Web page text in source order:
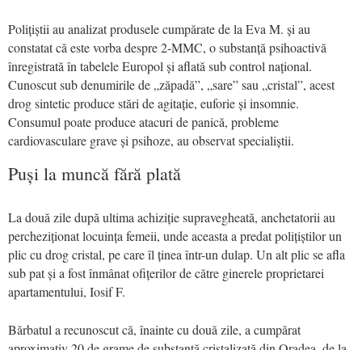
Polițiștii au analizat produsele cumpărate de la Eva M. și au
constatat că este vorba despre 2-MMC, o substanță psihoactivă
înregistrată în tabelele Europol și aflată sub control național.
Cunoscut sub denumirile de „zăpadă”, „sare” sau „cristal”, acest
drog sintetic produce stări de agitație, euforie și insomnie.
Consumul poate produce atacuri de panică, probleme
cardiovasculare grave și psihoze, au observat specialiștii.
Puși la muncă fără plată
La două zile după ultima achiziție supravegheată, anchetatorii au
percheziționat locuința femeii, unde aceasta a predat polițiștilor un
plic cu drog cristal, pe care îl ținea într-un dulap. Un alt plic se afla
sub pat și a fost înmânat ofițerilor de către ginerele proprietarei
apartamentului, Iosif F.
Bărbatul a recunoscut că, înainte cu două zile, a cumpărat